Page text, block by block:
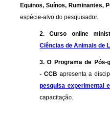
Equinos, Suínos, Ruminantes,
espécie-alvo do pesquisador.
2. Curso online
Ciências de Animais de
3. O Programa de Pós-
- CCB apresenta a
pesquisa experimental
capacitação.